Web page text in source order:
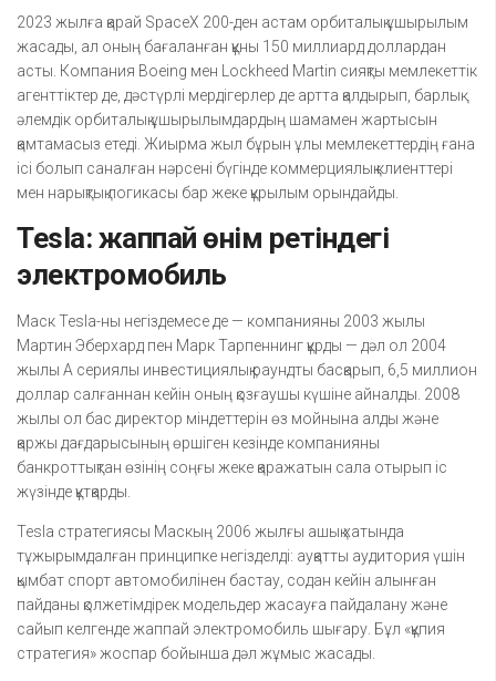
2023 жылға қарай SpaceX 200-ден астам орбиталық ұшырылым
жасады, ал оның бағаланған құны 150 миллиард доллардан
асты. Компания Boeing мен Lockheed Martin сияқты мемлекеттік
агенттіктер де, дәстүрлі мердігерлер де артта қалдырып, барлық
әлемдік орбиталық ұшырылымдардың шамамен жартысын
қамтамасыз етеді. Жиырма жыл бұрын ұлы мемлекеттердің ғана
ісі болып саналған нәрсені бүгінде коммерциялық клиенттері
мен нарықтық логикасы бар жеке құрылым орындайды.
Tesla: жаппай өнім ретіндегі
электромобиль
Маск Tesla-ны негіздемесе де — компанияны 2003 жылы
Мартин Эберхард пен Марк Тарпеннинг құрды — дәл ол 2004
жылы А сериялы инвестициялық раундты басқарып, 6,5 миллион
доллар салғаннан кейін оның қозғаушы күшіне айналды. 2008
жылы ол бас директор міндеттерін өз мойнына алды және
қаржы дағдарысының өршіген кезінде компанияны
банкроттықтан өзінің соңғы жеке қаражатын сала отырып іс
жүзінде құтқарды.
Tesla стратегиясы Маскың 2006 жылғы ашық хатында
тұжырымдалған принципке негізделді: ауқатты аудитория үшін
қымбат спорт автомобилінен бастау, содан кейін алынған
пайданы қолжетімдірек модельдер жасауға пайдалану және
сайып келгенде жаппай электромобиль шығару. Бұл «құпия
стратегия» жоспар бойынша дәл жұмыс жасады.